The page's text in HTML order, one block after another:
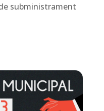
subministrament